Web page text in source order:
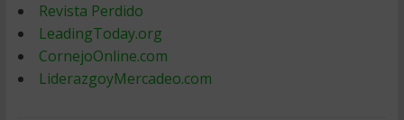
Revista Perdido
LeadingToday.org
CornejoOnline.com
LiderazgoyMercadeo.com